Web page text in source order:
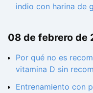
indio con harina de
08 de febrero de
Por qué no es
vitamina D sin
Entrenamiento con